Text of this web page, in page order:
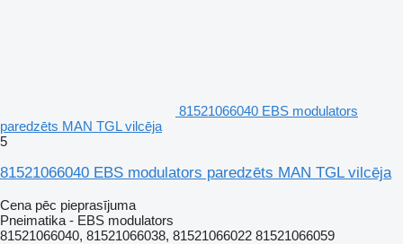
81521066040 EBS modulators
paredzēts MAN TGL vilcēja
5
81521066040 EBS modulators paredzēts MAN TGL vilcēja
Cena pēc pieprasījuma
Pneimatika - EBS modulators
81521066040, 81521066038, 81521066022 81521066059